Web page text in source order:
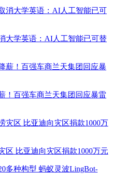
大学英语：AI人工智能已可替
！百强车商兰天集团回应暴雷
区 比亚迪向灾区捐款1000万元